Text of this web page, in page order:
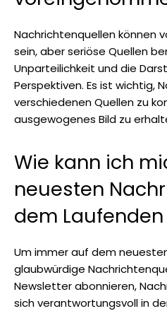
Nachrichtenquellen können
sein, aber seriöse Quellen
Unparteilichkeit und die
Perspektiven. Es ist wichtig,
verschiedenen Quellen zu
ausgewogenes Bild zu
Wie kann ich
neuesten
dem
Um immer auf dem
glaubwürdige
Newsletter abonnieren,
sich verantwortungsvoll in